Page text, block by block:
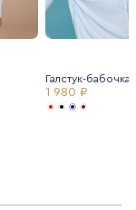
Галстук-бабочка
1 980 ₽